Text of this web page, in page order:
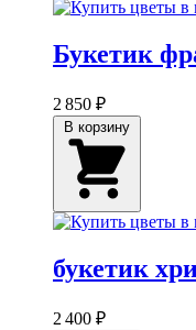
Букетик
2 850 ₽
букетик
2 400 ₽